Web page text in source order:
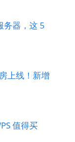
务器，这 5
上线！新增
值得买